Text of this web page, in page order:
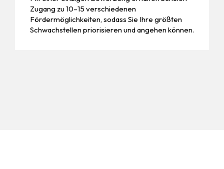
Zugang zu 10–15 verschiedenen
Fördermöglichkeiten, sodass Sie Ihre größten
Schwachstellen priorisieren und angehen können.